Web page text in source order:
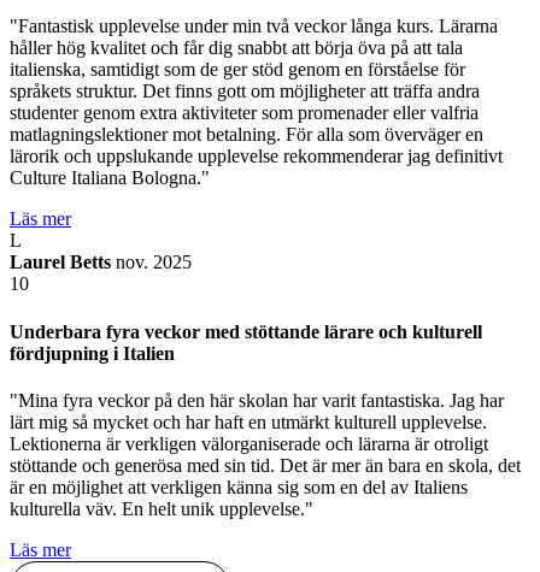
"Fantastisk upplevelse under min två veckor långa kurs. Lärarna
håller hög kvalitet och får dig snabbt att börja öva på att tala
italienska, samtidigt som de ger stöd genom en förståelse för
språkets struktur. Det finns gott om möjligheter att träffa andra
studenter genom extra aktiviteter som promenader eller valfria
matlagningslektioner mot betalning. För alla som överväger en
lärorik och uppslukande upplevelse rekommenderar jag definitivt
Culture Italiana Bologna."
Läs mer
L
Laurel Betts nov. 2025
10
Underbara fyra veckor med stöttande lärare och kulturell
fördjupning i Italien
"Mina fyra veckor på den här skolan har varit fantastiska. Jag har
lärt mig så mycket och har haft en utmärkt kulturell upplevelse.
Lektionerna är verkligen välorganiserade och lärarna är otroligt
stöttande och generösa med sin tid. Det är mer än bara en skola, det
är en möjlighet att verkligen känna sig som en del av Italiens
kulturella väv. En helt unik upplevelse."
Läs mer